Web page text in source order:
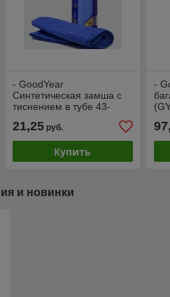
- GoodYear
Cинтетическая замша с
тиснением в тубе 43-
21,25руб.
Купить
-
и новинки